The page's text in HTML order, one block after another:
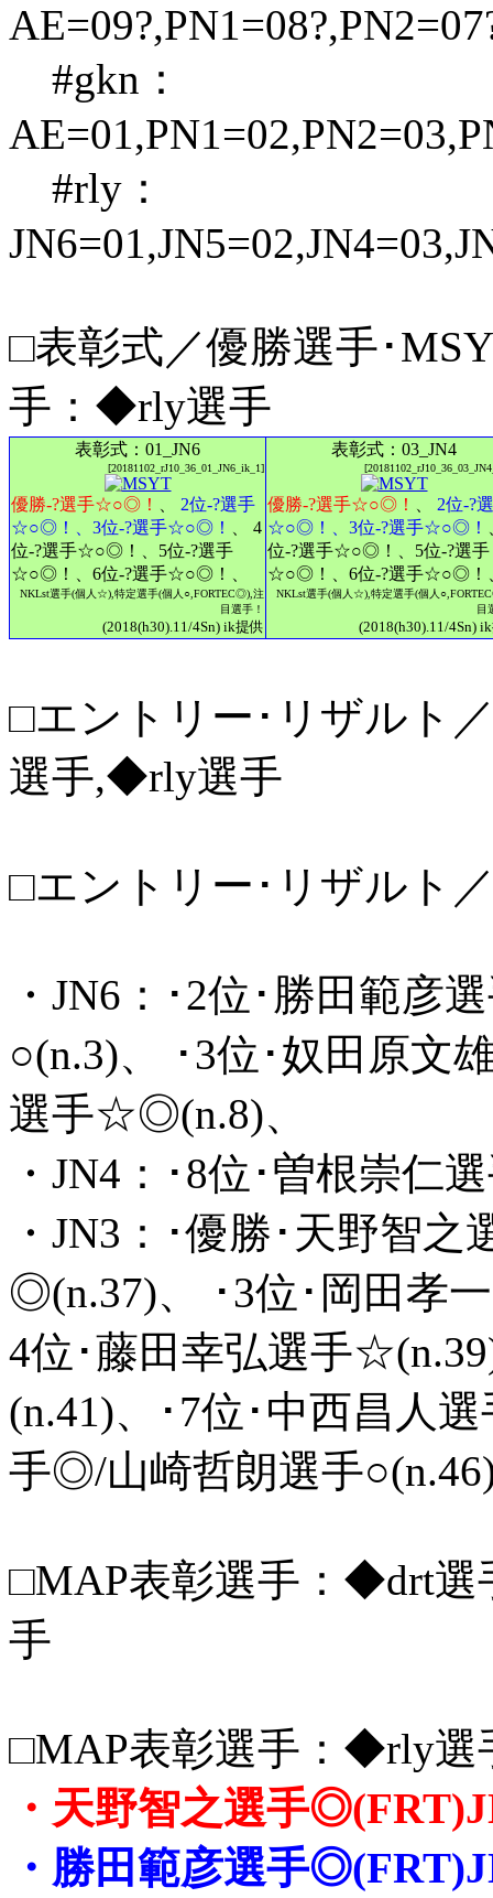
#gkn：
#rly：
□表彰式／優勝選手･
手：◆rly選手
表彰式：01_JN6
[20181102_rJ10_36_01_JN6_ik_1]
優勝-?選手☆○◎！
2位-?選手
☆○◎！、3位-?選手☆○◎！
、 4
位-?選手☆○◎！、5位-?選手
☆○◎！、6位-?選手☆○◎！、
NKLst選手(個人☆),特定選手(個人○,FORTEC◎),注
目選手！
(2018(h30).11/4Sn) ik提供
表彰式：03_JN4
優勝-?選手☆○◎！
2位-?
☆○◎！、3位-?選手☆○◎！
位-?選手☆○◎！、5位-?選手
☆○◎！、6位-?選手☆○◎！
NKLst選手(個人☆),特定選手(個人
目
(2018(h30).11/4Sn)
□エントリー･リザルト
選手,◆rly選手
□エントリー･リザルト
・JN6：･2位･勝田範彦
○(n.3)、 ･3位･奴田原文
選手☆◎(n.8)、
・JN4：･8位･曽根崇仁
・JN3：･優勝･天野智
◎(n.37)、 ･3位･岡田孝
4位･藤田幸弘選手
(n.41)、･7位･中西昌人
手◎/山崎哲朗選手
□MAP表彰選手：◆drt
手
□MAP表彰選手：◆rly選
・天野智之選手
・勝田範彦選手